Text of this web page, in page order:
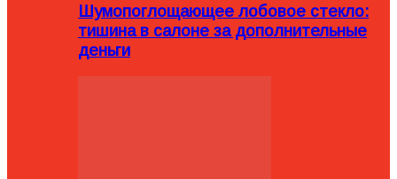
Шумопоглощающее лобовое стекло:
тишина в салоне за дополнительные
деньги